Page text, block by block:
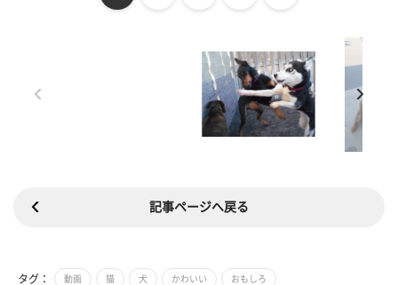
記事ページへ戻る
タグ： 動画 猫 犬 かわいい おもしろ